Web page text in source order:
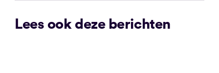
Lees ook deze berichten